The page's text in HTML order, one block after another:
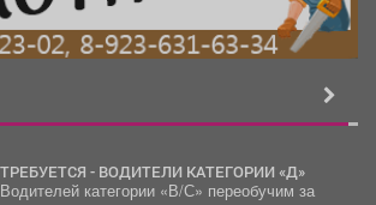
ТРЕБУЕТСЯ - ВОДИТЕЛИ КАТЕГОРИИ «Д»
Водителей категории «В/С» переобучим за